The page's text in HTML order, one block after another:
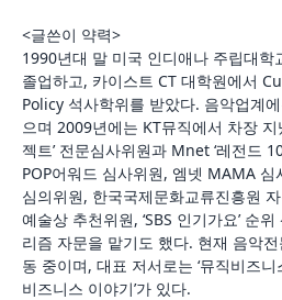
<글쓴이 약력>
1990년대 말 미국 인디애나 주립대학
졸업하고, 카이스트 CT 대학원에서
Policy 석사학위를 받았다. 음악업계
으며 2009년에는 KT뮤직에서 차장 지
젝트’ 전문심사위원과 Mnet ‘레전드
POP어워드 심사위원, 엠넷 MAMA
심의위원, 한국국제문화교류진흥원
예술상 추천위원, ‘SBS 인기가요’ 순
리즘 자문을 맡기도 했다. 현재 음악
동 중이며, 대표 저서로는 ‘뮤직비즈니
비즈니스 이야기’가 있다.